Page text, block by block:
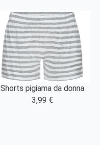
Shorts pigiama da donna
3,99 €